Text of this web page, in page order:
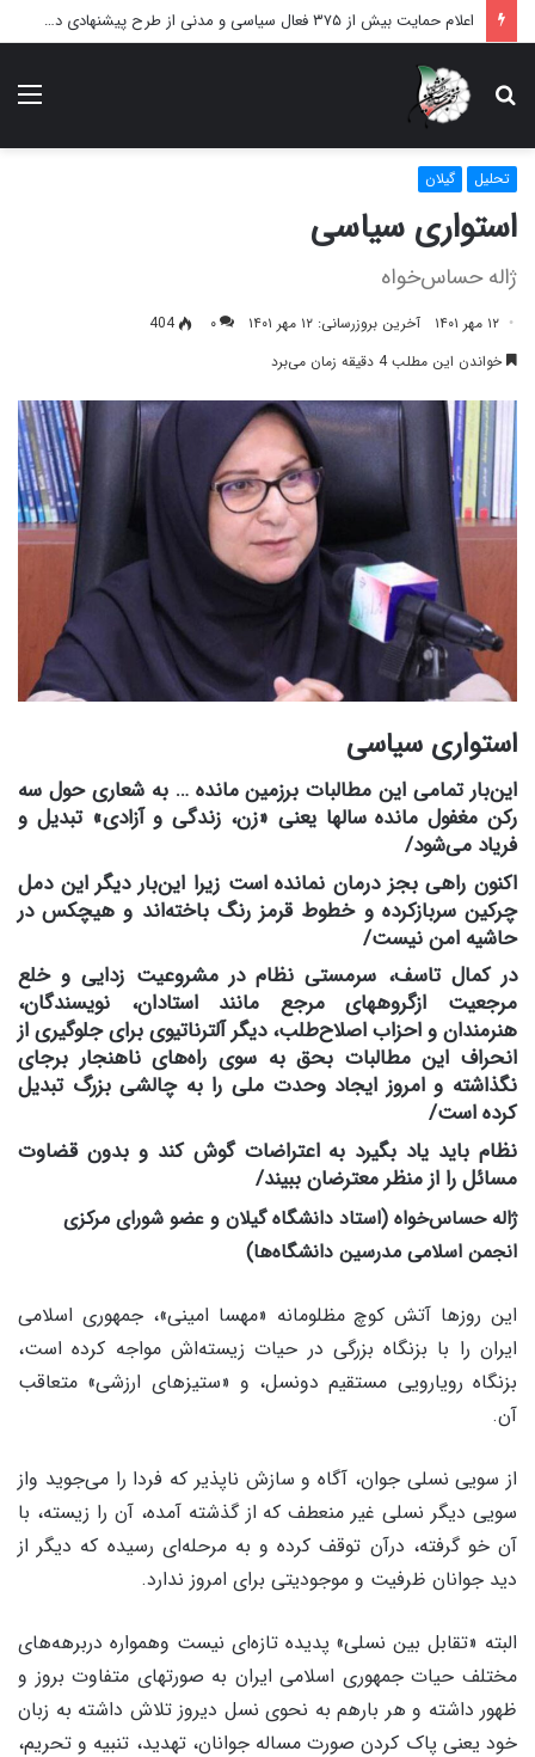
اعلام حمایت بیش از ۳۷۵ فعال سیاسی و مدنی از طرح پیشنهادی دکتر محمدجواد ظریف برای پایان عادلانه جنگ
دنبال
می‌گردید؟تحلیل گیلان
استواری سیاسی
ژاله حساس‌خواه
۱۲ مهر ۱۴۰۱ آخرین بروزرسانی: ۱۲ مهر ۱۴۰۱ ۰
404
خواندن این مطلب 4 دقیقه زمان می‌برد
استواری سیاسی
این‌بار تمامی این مطالبات برزمین مانده … به شعاری حول سه
رکن مغفول مانده سالها یعنی «زن، زندگی و آزادی» تبدیل و
فریاد می‌شود/
اکنون راهی بجز درمان نمانده است زیرا این‌بار دیگر این دمل
چرکین سربازکرده و خطوط قرمز رنگ باخته‌اند و هیچکس در
حاشیه امن نیست/
در کمال تاسف، سرمستی نظام در مشروعیت زدایی و خلع
مرجعیت ازگروههای مرجع مانند استادان، نویسندگان،
هنرمندان و احزاب اصلاح‌طلب، دیگر آلترناتیوی برای جلوگیری از
انحراف این مطالبات بحق به سوی راه‌های ناهنجار برجای
نگذاشته و امروز ایجاد وحدت ملی را به چالشی بزرگ تبدیل
کرده است/
نظام باید یاد بگیرد به اعتراضات گوش کند و بدون قضاوت
مسائل را از منظر معترضان ببیند/
ژاله حساس‌خواه (استاد دانشگاه گیلان و عضو شورای مرکزی
انجمن اسلامی مدرسین دانشگاه‌ها)
این روزها آتش کوچ مظلومانه «مهسا امینی»، جمهوری اسلامی
ایران را با بزنگاه بزرگی در حیات زیسته‌اش مواجه کرده است،
بزنگاه رویارویی مستقیم دونسل، و «ستیزهای ارزشی» متعاقب
آن.
از سویی نسلی جوان، آگاه و سازش ناپذیر که فردا را می‌جوید واز
سویی دیگر نسلی غیر منعطف که از گذشته آمده، آن را زیسته، با
آن خو گرفته، درآن توقف کرده و به مرحله‌ای رسیده که دیگر از
دید جوانان ظرفیت و موجودیتی برای امروز ندارد.
البته «تقابل بین نسلی» پدیده تازه‌ای نیست وهمواره دربرهه‌های
مختلف حیات جمهوری اسلامی ایران به صورتهای متفاوت بروز و
ظهور داشته و هر بارهم به نحوی نسل دیروز تلاش داشته به زبان
خود یعنی پاک کردن صورت مساله جوانان، تهدید، تنبیه و تحریم،